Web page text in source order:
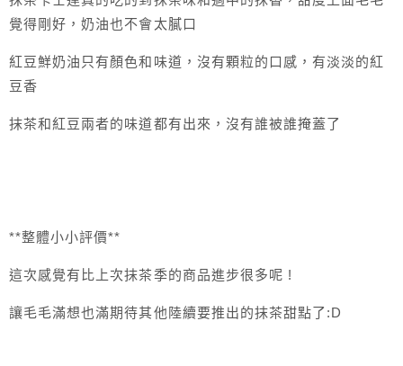
覺得剛好，奶油也不會太膩口
紅豆鮮奶油只有顏色和味道，沒有顆粒的口感，有淡淡的紅
豆香
抹茶和紅豆兩者的味道都有出來，沒有誰被誰掩蓋了
**整體小小評價**
這次感覺有比上次抹茶季的商品進步很多呢 !
讓毛毛滿想也滿期待其他陸續要推出的抹茶甜點了:D